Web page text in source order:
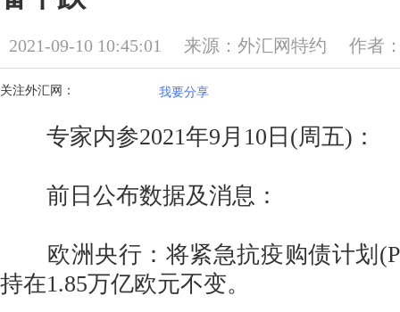
2021-09-10 10:45:01 来源：外汇网特约 作者
关注外汇网： 我要分享
专家内参2021年9月10日(周五)：
前日公布数据及消息：
欧洲央行：将紧急抗疫购债计划
持在1.85万亿欧元不变。